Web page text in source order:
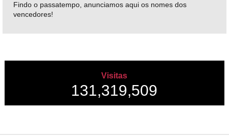
Findo o passatempo, anunciamos aqui os nomes dos
vencedores!
Visitas
131,319,509